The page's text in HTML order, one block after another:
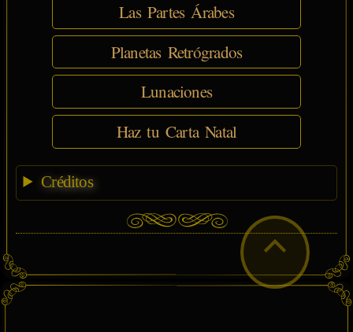
Las Partes Árabes
Planetas Retrógrados
Lunaciones
Haz tu Carta Natal
Créditos